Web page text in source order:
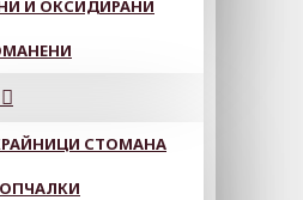
И ОКСИДИРАНИ
СТОМАНА